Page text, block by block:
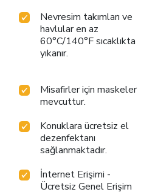
Nevresim takımları ve
havlular en az
60°C/140°F sıcaklıkta
yıkanır.
Misafirler için maskeler
mevcuttur.
Konuklara ücretsiz el
dezenfektanı
sağlanmaktadır.
İnternet Erişimi -
Ücretsiz Genel Erişim